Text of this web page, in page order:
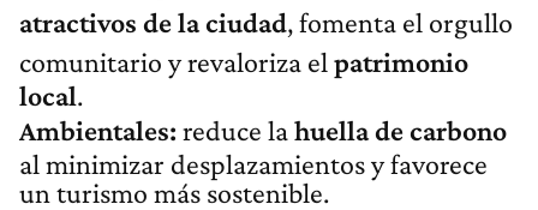
atractivos de la ciudad, fomenta el orgullo
comunitario y revaloriza el patrimonio
local.
Ambientales: reduce lahuella de carbono
al minimizar desplazamientos y favorece
un turismo más sostenible.